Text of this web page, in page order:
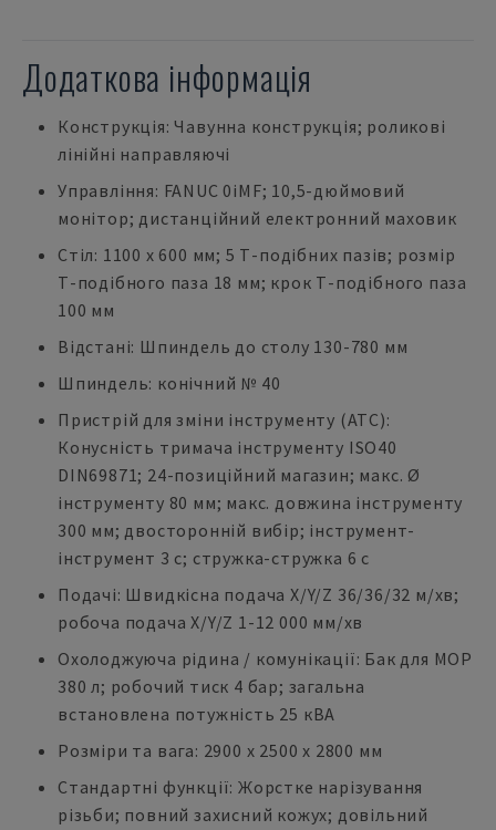
Додаткова інформація
Конструкція: Чавунна конструкція; роликові
лінійні направляючі
Управління: FANUC 0iMF; 10,5-дюймовий
монітор; дистанційний електронний маховик
Стіл: 1100 x 600 мм; 5 Т-подібних пазів; розмір
Т-подібного паза 18 мм; крок Т-подібного паза
100 мм
Відстані: Шпиндель до столу 130-780 мм
Шпиндель: конічний № 40
Пристрій для зміни інструменту (ATC):
Конусність тримача інструменту ISO40
DIN69871; 24-позиційний магазин; макс. Ø
інструменту 80 мм; макс. довжина інструменту
300 мм; двосторонній вибір; інструмент-
інструмент 3 с; стружка-стружка 6 с
Подачі: Швидкісна подача X/Y/Z 36/36/32 м/хв;
робоча подача X/Y/Z 1-12 000 мм/хв
Охолоджуюча рідина / комунікації: Бак для МОР
380 л; робочий тиск 4 бар; загальна
встановлена потужність 25 кВА
Розміри та вага: 2900 x 2500 x 2800 мм
Стандартні функції: Жорстке нарізування
різьби; повний захисний кожух; довільний